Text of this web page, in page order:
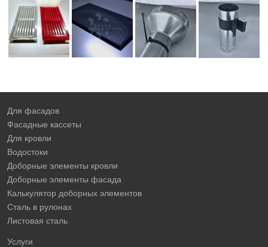
Для фасадов
Фасадные кассеты
Для кровли
Водостоки
Доборные элементы кровли
Доборные элементы фасада
Калькулятор доборных элементов
Сталь в рулонах
Листовая сталь
Услуги